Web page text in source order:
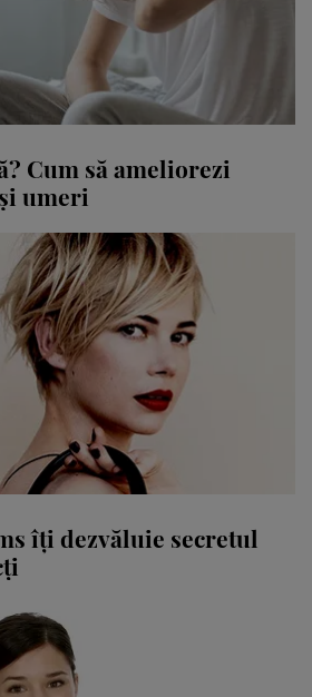
Cum să ameliorezi
umeri
îţi dezvăluie secretul